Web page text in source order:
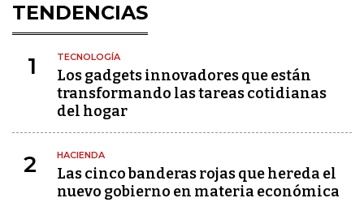
TENDENCIAS
1 TECNOLOGÍA
Los gadgets innovadores que están
transformando las tareas cotidianas
del hogar
2 HACIENDA
Las cinco banderas rojas que hereda el
nuevo gobierno en materia económica